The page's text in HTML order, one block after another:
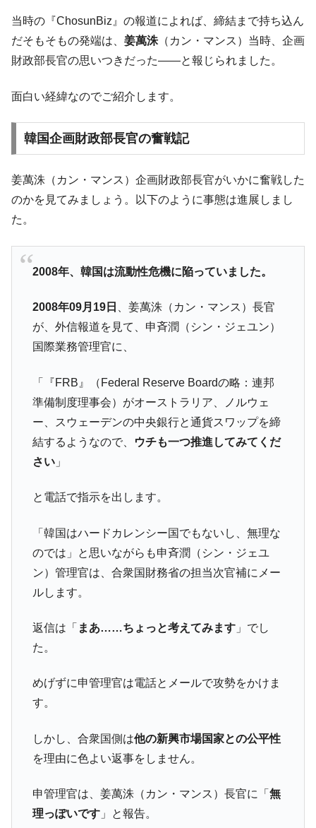
『Money1』
【速報】韓国株式市場の暴落・本日07月29
日(水)もサイドカー・サーキットブレイカーの二段コンボ
発動！
『Money1』
IT産業は人を雇用する効果は低い。全産業の
『Money1』
韓国「株式市場が賭博場のように変質した
のは政界の責任だ」
Fact1
日本の誇る海洋資源調査船『白嶺』は先進技術の
Fact1
夏の甲子園、優勝校を最も多く輩出している都道
府県とは？
Fact1
Fact1 奇跡の毛色「白毛馬」とは？
Fact1
全て勝つといくら？ 競馬GI競走で勝利騎手がもら
Fact1 平成仮面ライダーの意外すぎるモチーフとは？
Fact1
発表から2日で大崩壊、鳴かず飛ばずに終わりそう
なスーパーリーグとは？
だった選手とは？
Fact1
甲子園通算本塁打、最多の清原に次いで多く打っ
ている意外な選手とは？
Fact1 セレクトセールの高額取引馬が稼いだ金額とは？
当時の『ChosunBiz』の報道によれば、締結まで持ち込ん
だそもそもの発端は、 姜萬洙 （カン・マンス）当時、企画
財政部長官の思いつきだった――と報じられました。
面白い経緯なのでご紹介します。
韓国企画財政部長官の奮戦記
姜萬洙（カン・マンス）企画財政部長官がいかに奮戦した
のかを見てみましょう。以下のように事態は進展しまし
た。
2008年、韓国は流動性危機に陥っていました。
2008年09月19日 、姜萬洙（カン・マンス）長官
が、外信報道を見て、申斉潤（シン・ジェユン）
国際業務管理官に、
「『FRB』（Federal Reserve Boardの略：連邦
準備制度理事会）がオーストラリア、ノルウェ
ー、スウェーデンの中央銀行と通貨スワップを締
結するようなので、
ウチも一つ推進してみてくだ
さい」
と電話で指示を出します。
「韓国はハードカレンシー国でもないし、無理な
のでは」と思いながらも申斉潤（シン・ジェユ
ン）管理官は、合衆国財務省の担当次官補にメー
ルします。
返信は「 まあ……ちょっと考えてみます」でし
た。
めげずに申管理官は電話とメールで攻勢をかけま
す。
しかし、合衆国側は他の新興市場国家との公平性
を理由に色よい返事をしません。
申管理官は、姜萬洙（カン・マンス）長官に「 無
理っぽいです」と報告。